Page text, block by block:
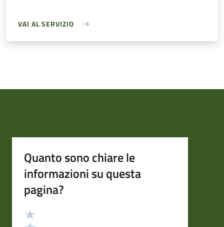
VAI AL SERVIZIO
Quanto sono chiare le
informazioni su questa
pagina?
Valutazione